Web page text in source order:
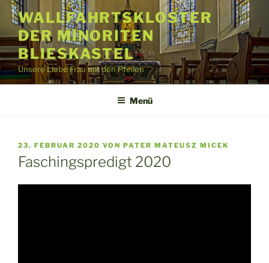
Zum
Inhalt
springen
WALLFAHRTSKLOSTER
DER MINORITEN
BLIESKASTEL
Unsere Liebe Frau mit den Pfeilen
Menü
VERÖFFENTLICHT
AM
23. FEBRUAR 2020 VON PATER MATEUSZ MICEK
Faschingspredigt 2020